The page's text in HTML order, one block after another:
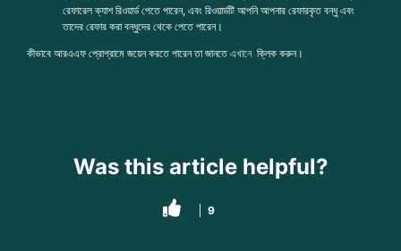
রেফারেল ক্যাশ রিওয়ার্ড পেতে পারেন, এবং রিওয়ার্ডটি আপনি আপনার রেফারকৃত বন্ধু এবং
তাদের রেফার করা বন্ধুদের থেকে পেতে পারেন।
কীভাবে আরএএফ প্রোগ্রামে জয়েন করতে পারেন তা জানতে এখানেক্লিক করুন।
Was this article helpful?
9